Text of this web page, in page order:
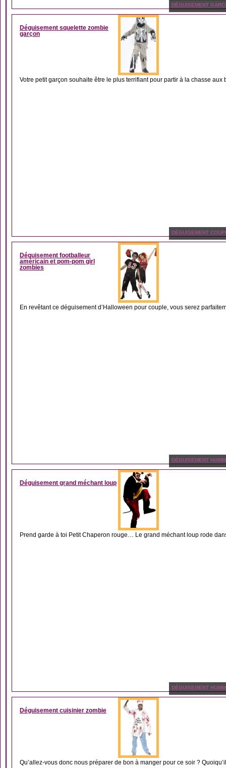
DÉGUISEMENT
Déguisement squelette zombie
garçon
Votre petit garçon souhaite être le plus terrifiant pour partir à la chasse aux
DÉGUISEMENT
Déguisement footballeur
américain et pom-pom girl
zombies
En revêtant ce déguisement d’Halloween pour couple, vous serez
DÉGUISEMENT
Déguisement grand méchant loup
Prend garde à toi Petit Chaperon rouge… Le grand méchant loup rode
DÉGUISEMENT
Déguisement cuisinier zombie
Qu’allez-vous donc nous préparer de bon à manger pour ce soir ?